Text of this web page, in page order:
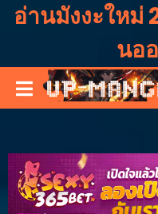
อ่านมังงะใหม่
นอ